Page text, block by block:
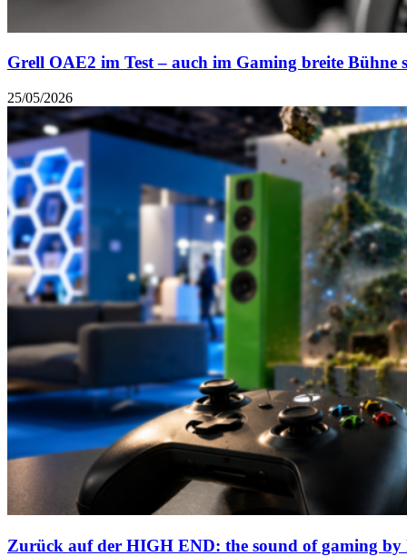
Grell OAE2 im Test – auch im Gaming breite Bühne
25/05/2026
Zurück auf der HIGH END: the sound of gaming